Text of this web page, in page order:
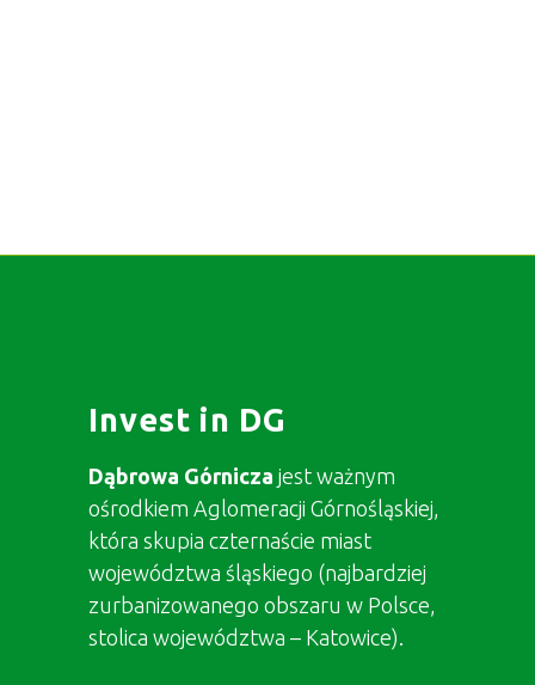
Invest in DG
Dąbrowa Górnicza jest ważnym
ośrodkiem Aglomeracji Górnośląskiej,
która skupia czternaście miast
województwa śląskiego (najbardziej
zurbanizowanego obszaru w Polsce,
stolica województwa – Katowice).